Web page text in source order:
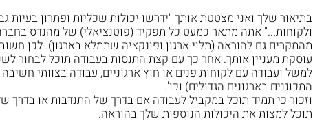
בתיאור שלך ואני מצטטת אותך "ידרשו יכולות שכליות ופתרון בעיות
ולקוחות..." אתה מתאר כמעט כל תפקיד (פוטנציאלי) של מהנדס
מהמקרים גם להוראה (תלוי ארגון ופונקציה שתמלא בארגון). לכן
עוסקת מעניין אותך. אחר כך עם קצת התנסות בעבודה תוכל לבחור
למשל ועבודה עם לקוחות פנים או חוץ ארגוניים, עבודה בצוותי
המכוננים בארגונים הגדולים) וכו'.
וזכור כי תמיד תוכל במקביל לעבודה אם בדרך של התנדבות או
תוכל למצות את היכולות הנוספות שלך בהוראה.